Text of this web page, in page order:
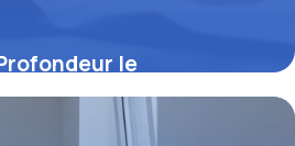
le
Compartiments du
(PER)